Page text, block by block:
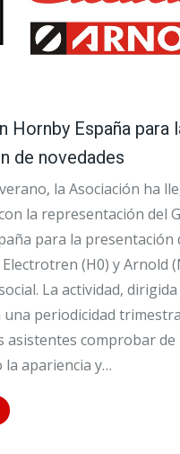
Hornby España para
de novedades
la Asociación ha
la representación del
para la presentación
(H0) y Arnold
La actividad, dirigida
una periodicidad
asistentes comprobar de
apariencia y…